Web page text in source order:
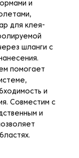
и
для клея-
шланги с
помогает
и
Совместим с
и